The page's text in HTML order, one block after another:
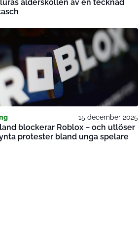
ålderskollen av en tecknad
15 december 2025
blockerar Roblox – och utlöser
protester bland unga spelare